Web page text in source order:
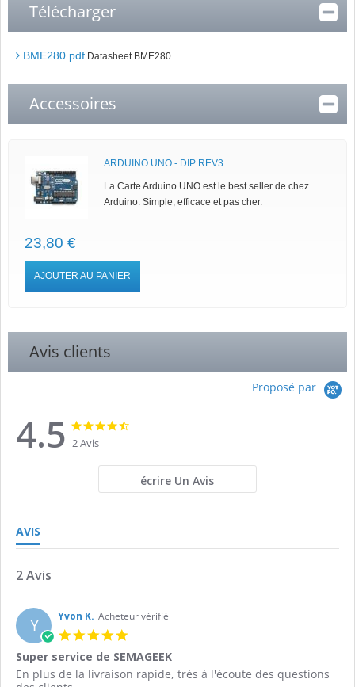
Télécharger
BME280.pdf Datasheet BME280
Accessoires
ARDUINO UNO - DIP REV3
La Carte Arduino UNO est le best seller de chez
Arduino. Simple, efficace et pas cher.
23,80 €
AJOUTER AU PANIER
Avis clients
Proposé par
4.5
4.5
star
rating
2 Avis
écrire Un Avis
AVIS
2 Avis
Y Yvon K. Acheteur vérifié
rating
Super service de SEMAGEEK
Review
review
En plus de la livraison rapide, très à l'écoute des questions